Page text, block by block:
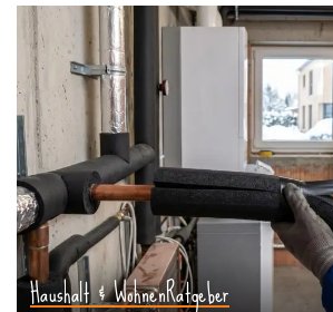
Haushalt & WohnenRatgeber